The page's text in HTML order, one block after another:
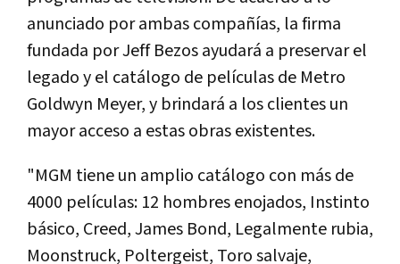
anunciado por ambas compañías, la firma
fundada por Jeff Bezos ayudará a preservar el
legado y el catálogo de películas de Metro
Goldwyn Meyer, y brindará a los clientes un
mayor acceso a estas obras existentes.
"MGM tiene un amplio catálogo con más de
4000 películas: 12 hombres enojados, Instinto
básico, Creed, James Bond, Legalmente rubia,
Moonstruck, Poltergeist, Toro salvaje,